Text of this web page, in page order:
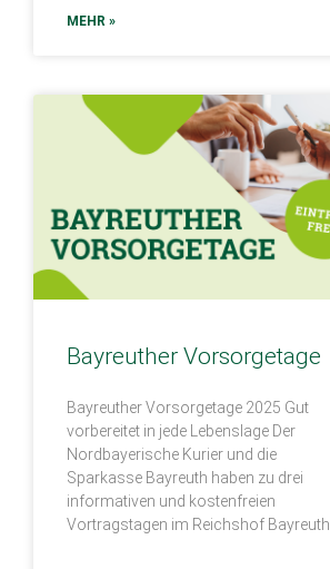
MEHR »
Bayreuther Vorsorgetage
Bayreuther Vorsorgetage 2025 Gut
vorbereitet in jede Lebenslage Der
Nordbayerische Kurier und die
Sparkasse Bayreuth haben zu drei
informativen und kostenfreien
Vortragstagen im Reichshof Bayreuth